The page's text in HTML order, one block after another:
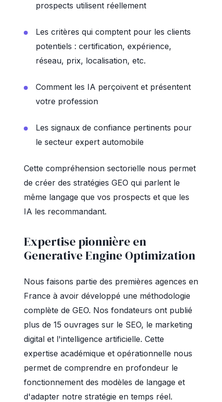
prospects utilisent réellement
Les critères qui comptent pour les clients
potentiels : certification, expérience,
réseau, prix, localisation, etc.
Comment les IA perçoivent et présentent
votre profession
Les signaux de confiance pertinents pour
le secteur expert automobile
Cette compréhension sectorielle nous permet
de créer des stratégies GEO qui parlent le
même langage que vos prospects et que les
IA les recommandant.
Expertise pionnière en
Generative Engine Optimization
Nous faisons partie des premières agences en
France à avoir développé une méthodologie
complète de GEO. Nos fondateurs ont publié
plus de 15 ouvrages sur le SEO, le marketing
digital et l'intelligence artificielle. Cette
expertise académique et opérationnelle nous
permet de comprendre en profondeur le
fonctionnement des modèles de langage et
d'adapter notre stratégie en temps réel.